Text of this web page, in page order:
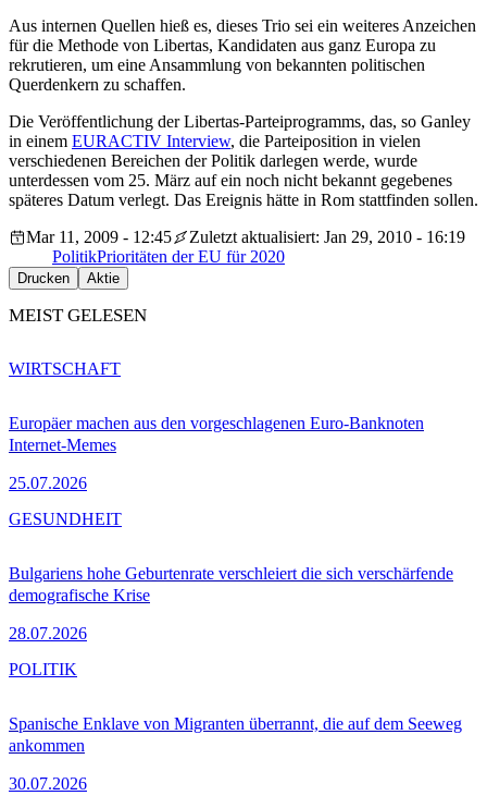
Aus internen Quellen hieß es, dieses Trio sei ein weiteres Anzeichen
für die Methode von Libertas, Kandidaten aus ganz Europa zu
rekrutieren, um eine Ansammlung von bekannten politischen
Querdenkern zu schaffen.
Die Veröffentlichung der Libertas-Parteiprogramms, das, so Ganley
in einem EURACTIV Interview, die Parteiposition in vielen
verschiedenen Bereichen der Politik darlegen werde, wurde
unterdessen vom 25. März auf ein noch nicht bekannt gegebenes
späteres Datum verlegt. Das Ereignis hätte in Rom stattfinden sollen.
Mar 11, 2009 - 12:45
Zuletzt aktualisiert: Jan 29, 2010 - 16:19
PolitikPrioritäten der EU für 2020
Drucken Aktie
MEIST GELESEN
Europäer machen aus den vorgeschlagenen Euro-Banknoten
Internet-Memes
25.07.2026
WIRTSCHAFT
Bulgariens hohe Geburtenrate verschleiert die sich verschärfende
demografische Krise
28.07.2026
GESUNDHEIT
Spanische Enklave von Migranten überrannt, die auf dem Seeweg
ankommen
30.07.2026
POLITIK